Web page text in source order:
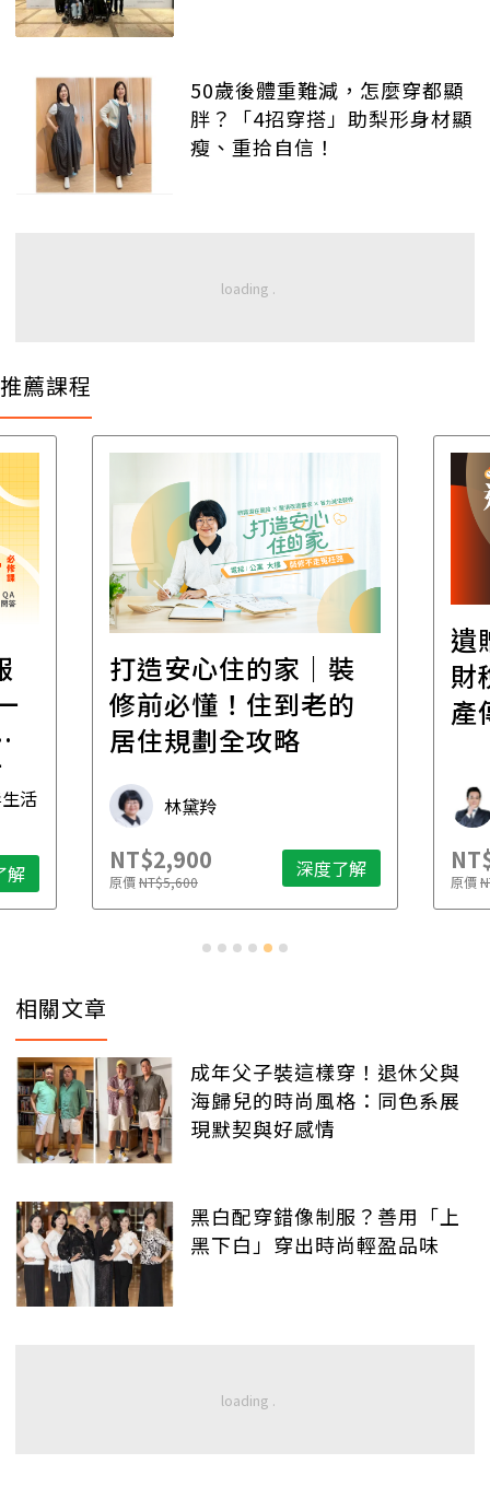
50歲後體重難減，怎麼穿都顯
胖？「4招穿搭」助梨形身材顯
瘦、重拾自信！
推薦課程
活
解
打造安心住的家｜裝
修前必懂！住到老的
居住規劃全攻略
林黛羚
NT$2,900
原價NT$5,600 深度了解
遺
財
產
原價
相關文章
成年父子裝這樣穿！退休父與
海歸兒的時尚風格：同色系展
現默契與好感情
黑白配穿錯像制服？善用「上
黑下白」穿出時尚輕盈品味